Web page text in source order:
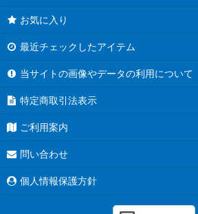
お気に入り
最近チェックしたアイテム
当サイトの画像やデータの利用について
特定商取引法表示
ご利用案内
問い合わせ
個人情報保護方針